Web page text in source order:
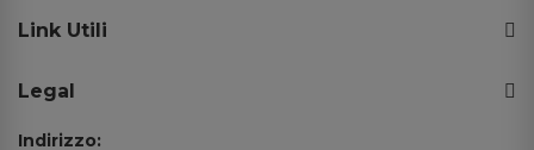
Link Utili
Legal
Indirizzo: